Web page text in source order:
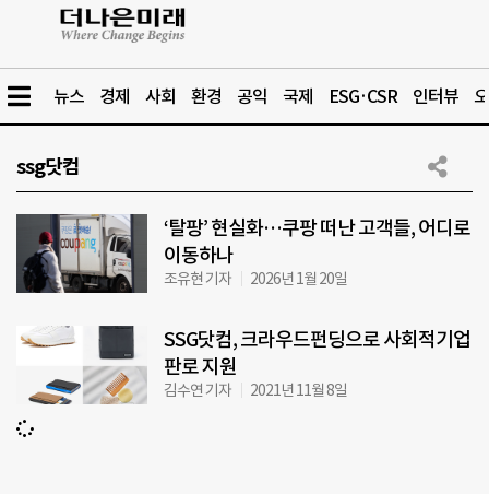
뉴스 경제 사회 환경 공익 국제 ESG·CSR 인터뷰
ssg닷컴
‘탈팡’ 현실화…쿠팡 떠난 고객들, 어디로
이동하나
조유현 기자 2026년 1월 20일
SSG닷컴, 크라우드펀딩으로 사회적기업
판로 지원
김수연 기자 2021년 11월 8일